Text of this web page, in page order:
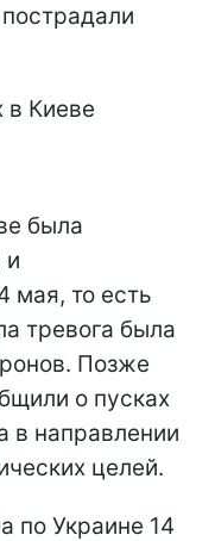
в Киеве
была
и
мая, то есть
тревога была
Позже
о пусках
в направлении
целей.
по Украине 14